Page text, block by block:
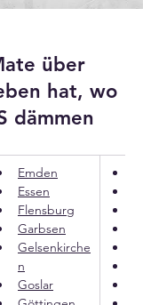
über
hat, wo
dämmen
Emden
Essen
Flensburg
Garbsen
Gelsenkirche
n
Goslar